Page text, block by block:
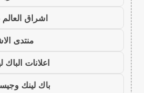
اشراق العالم
منتدى
اعلانات الباك
باك لينك